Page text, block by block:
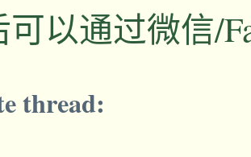
以通过微信/
thread: